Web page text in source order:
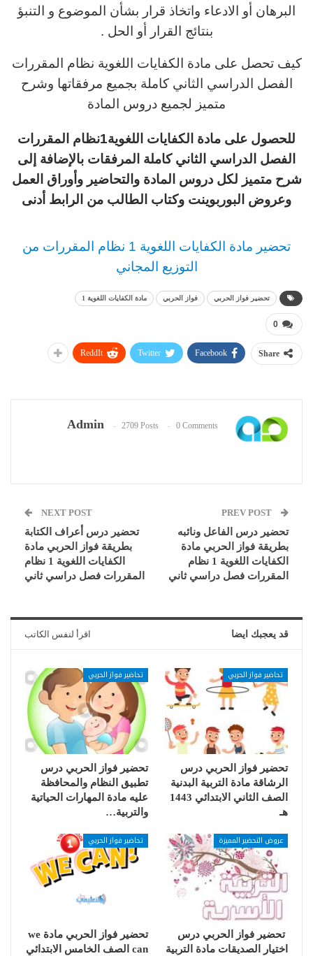
البرهان أو الادعاء واتخاذ قرار بشأن الموضوع و التنبؤ
بنتائج القرار أو الحل .
كيف تحصل على مادة الكفايات اللغوية نظام المقررات
الفصل الدراسي الثاني كاملة بجميع مرفقاتها وشرح
متميز لجميع دروس المادة
للحصول على مادة الكفايات اللغوية1نظام المقررات
الفصل الدراسي الثاني كاملة المرفقات بالإضافة إلى
شرح متميز لكل دروس المادة والتحاضير وأوراق العمل
وعروض البوربوينت وكتاب الطالب من الرابط أدنى
تحضير مادة الكفايات اللغوية 1 نظام المقررات من
التوزيع المجاني
تحضير فواز الحربي فواز الحربي مادة الكفايات اللغوية 1
0
Share
Facebook
Twitter
ReddIt
Admin 2709 Posts 0 Comments
تحضير درس الفاعل ونائبه
بطريقة فواز الحربي مادة
الكفايات اللغوية 1 نظام
المقررات فصل دراسي ثاني
NEXT POST
تحضير درس أعراف الكتابة
بطريقة فواز الحربي مادة
الكفايات اللغوية 1 نظام
المقررات فصل دراسي ثاني
قد يعجبك ايضا اقرأ لنفس الكاتب
تحاضير فواز الحربي
تحضير فواز الحربي درس
الرشاقة مادة التربية البدنية
الصف الثاني الابتدائي 1443
هـ
تحاضير فواز الحربي
تحضير فواز الحربي درس
تطبيق النظام والمحافظة
عليه مادة المهارات الحياتية
والتربية…
عروض التحضير المميزة
تحضير فواز الحربي درس
اختيار الصديقات مادة التربية
تحاضير فواز الحربي
تحضير فواز الحربي مادة we
can الصف الخامس الابتدائي